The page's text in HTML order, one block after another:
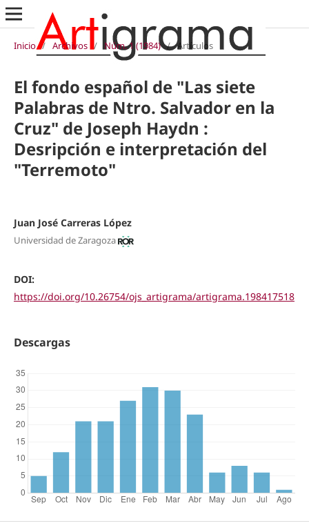
Inicio / Archivos / Núm. 1 (1984) / Artículos
El fondo español de "Las siete
Palabras de Ntro. Salvador en la
Cruz" de Joseph Haydn :
Desripción e interpretación del
"Terremoto"
Juan José Carreras López
Universidad de Zaragoza
DOI:
https://doi.org/10.26754/ojs_artigrama/artigrama.198417518
Descargas